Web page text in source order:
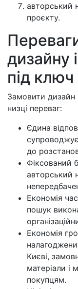
авторський
проєкту.
дизайну
під ключ
Замовити дизайн
низці переваг:
Єдина
до
Фіксований
авторський
Економія
пошук
Економія
Києві,
матеріали і
покупцям.